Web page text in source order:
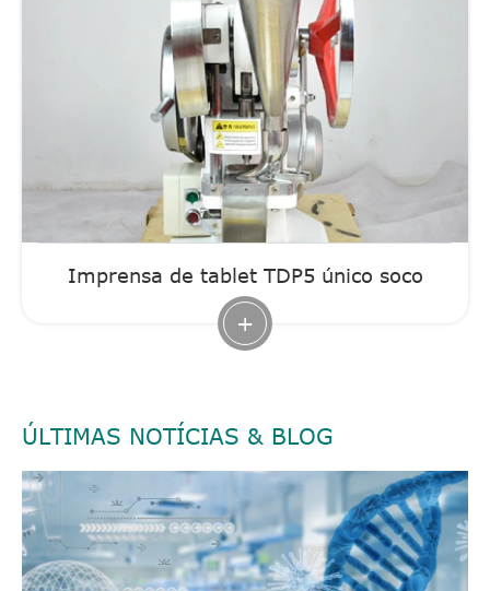
Imprensa de tablet TDP5 único soco
+
ÚLTIMAS NOTÍCIAS & BLOG